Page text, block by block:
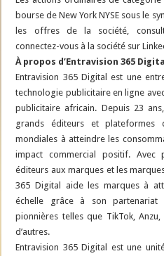
bourse de New York NYSE sous le
les offres de la société,
connectez-vous à la société sur
À propos d’Entravision 365 Digital
Entravision 365 Digital est une
technologie publicitaire en ligne
publicitaire africain. Depuis 23
grands éditeurs et plateformes
mondiales à atteindre les
impact commercial positif.
éditeurs aux marques et les
365 Digital aide les marques à
échelle grâce à son partenariat
pionnières telles que TikTok,
d’autres.
Entravision 365 Digital est une